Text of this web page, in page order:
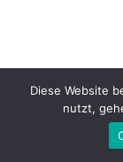
Diese Website
nutzt,